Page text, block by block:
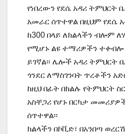
የነበረውን የደሴ አዳሪ ትምህርት
አመራር ሰጥተዋል በዚህም የደሴ
ከ300 በላይ ለክልላችን ብሎም
የሚሆኑ ልዩ ተማሪዎችን ተቀብሎ
ይገኛል፡፡ ሌሎች አዳሪ ትምህርት
ጎንደር ለማስገንባት ጥረቶችን
ከዚህ በፊት በክልሉ የትምህርት
አስቸጋሪ የሆኑ በርካታ
ሰጥተዋል፡፡
ክልላችን በኮቪድ፣ በአንበጣ